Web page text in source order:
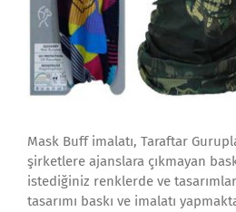
Mask Buff imalatı, Taraftar
şirketlere ajanslara çıkmayan
istediğiniz renklerde ve
tasarımı baskı ve imalatı